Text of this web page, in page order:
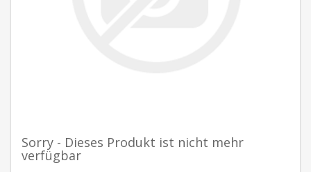
Sorry - Dieses Produkt ist nicht mehr
verfügbar